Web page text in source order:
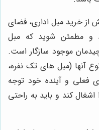
از خرید مبل اداری، فضای
و مطمئن شوید که مبل
موجود سازگار است.
آنها (مبل های تک نفره،
فعلی و آینده خود توجه
کند و باید به راحتی